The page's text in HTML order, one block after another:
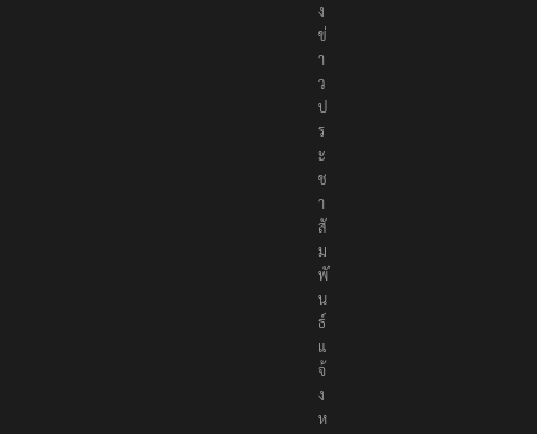
ม
ส่
ง
ข่
า
ว
ป
ร
ะ
ช
า
สั
ม
พั
น
ธ์
แ
จ้